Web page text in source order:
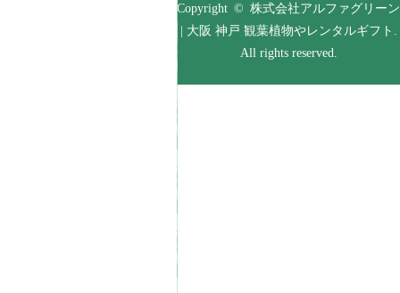
Copyright © 株式会社アルファグリーン
| 大阪 神戸 観葉植物やレンタルギフト.
All rights reserved.